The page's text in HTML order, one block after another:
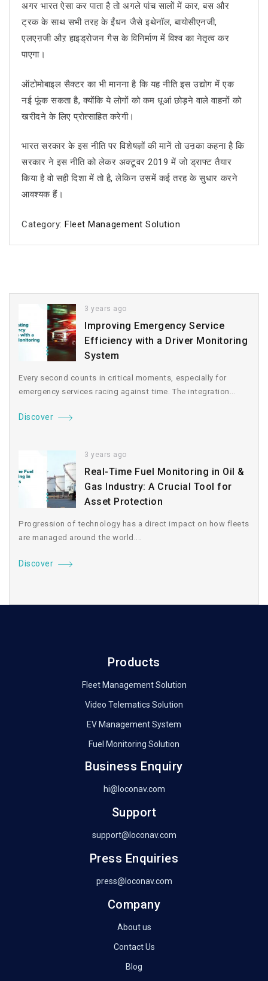
अगर भारत ऐसा कर पाता है तो अगले पांच सालों में कार, बस और
ट्रक के साथ सभी तरह के ईंधन जैसे इथेनॉल, बायोसीएनजी,
एलएऩजी औऱ हाइड्रोजन गैस के विनिर्माण में विश्व का नेतृत्व कर
पाएगा।
ऑटोमोबाइल सैक्टर का भी मानना है कि यह नीति इस उद्योग में एक
नई फूंक सकता है, क्योंकि ये लोगों को कम धूआं छोड़ने वाले वाहनों को
खरीदने के लिए प्रोत्साहित करेगी।
भारत सरकार के इस नीति पर विशेषज्ञों की मानें तो उऩका कहना है कि
सरकार ने इस नीति को लेकर अक्टूवर 2019 में जो ड्राफ्ट तैयार
किया है वो सही दिशा में तो है, लेकिन उसमें कई तरह के सुधार करने
आवश्यक हैं।
Category:Fleet Management Solution
3 years ago
Improving Emergency Service
Efficiency with a Driver Monitoring
System
Every second counts in critical moments, especially for
emergency services racing against time. The integration...
Discover
3 years ago
Real-Time Fuel Monitoring in Oil &
Gas Industry: A Crucial Tool for
Asset Protection
Progression of technology has a direct impact on how fleets
are managed around the world....
Discover
Products
Fleet Management Solution
Video Telematics Solution
EV Management System
Fuel Monitoring Solution
Business Enquiry
hi@loconav.com
Support
support@loconav.com
Press Enquiries
press@loconav.com
Company
About us
Contact Us
Blog